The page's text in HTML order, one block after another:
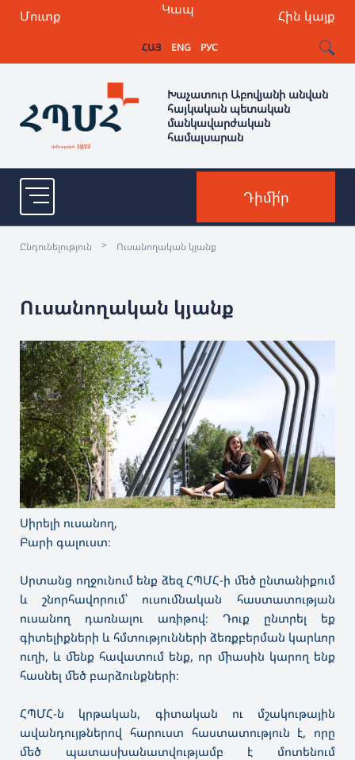
Մուտք Հին կայք
Կապ
ՀԱՅ ENG РУС
Խաչատուր Աբովյանի անվան
հայկական պետական
մանկավարժական
համալսարան
Դիմի՛ր
Ընդունելություն > Ուսանողական կյանք
Ուսանողական կյանք
Սիրելի ուսանող,
Բարի գալուստ։
Սրտանց ողջունում ենք ձեզ ՀՊՄՀ-ի մեծ ընտանիքում
և շնորհավորում՝ ուսումնական հաստատության
ուսանող դառնալու առիթով։ Դուք ընտրել եք
գիտելիքների և հմտությունների ձեռքբերման կարևոր
ուղի, և մենք հավատում ենք, որ միասին կարող ենք
հասնել մեծ բարձունքների։
ՀՊՄՀ-ն կրթական, գիտական ու մշակութային
ավանդույթներով հարուստ հաստատություն է, որը
մեծ պատասխանատվությամբ է մոտենում